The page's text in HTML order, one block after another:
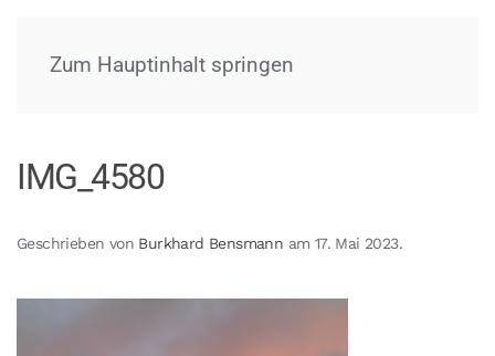
Zum Hauptinhalt springen
IMG_4580
Geschrieben von Burkhard Bensmann am 17. Mai 2023.